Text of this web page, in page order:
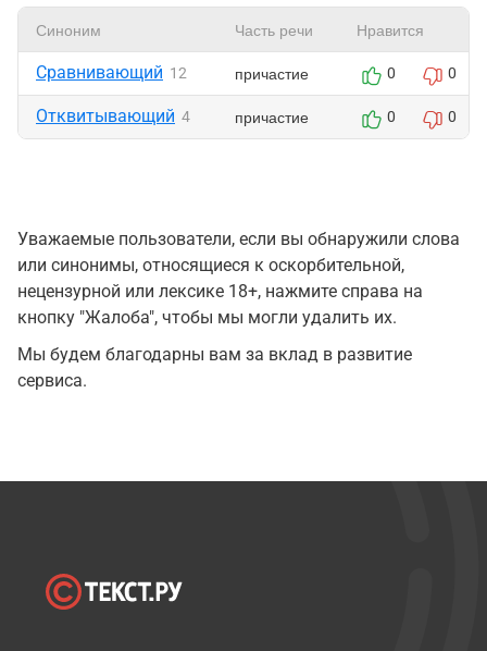
Синоним Часть речи Нравится
Сравнивающий 12 причастие 0 0
Отквитывающий 4 причастие 0 0
Уважаемые пользователи, если вы обнаружили слова
или синонимы, относящиеся к оскорбительной,
нецензурной или лексике 18+, нажмите справа на
кнопку "Жалоба", чтобы мы могли удалить их.
Мы будем благодарны вам за вклад в развитие
сервиса.